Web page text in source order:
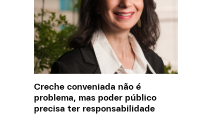
Creche conveniada não é
problema, mas poder público
precisa ter responsabilidade